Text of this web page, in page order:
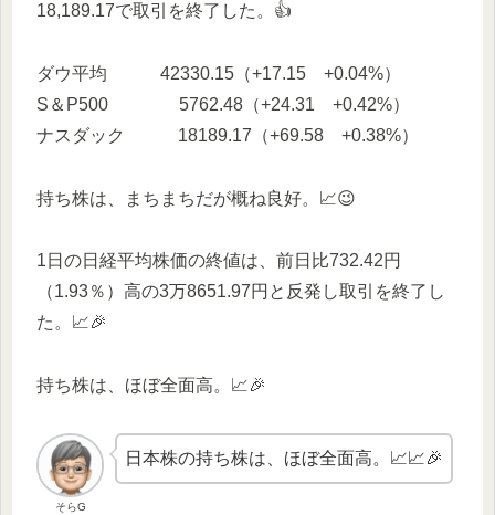
18,189.17で取引を終了した。👍
ダウ平均 42330.15（+17.15 +0.04%）
S＆P500 5762.48（+24.31 +0.42%）
ナスダック 18189.17（+69.58 +0.38%）
持ち株は、まちまちだが概ね良好。📈😉
1日の日経平均株価の終値は、前日比732.42円
（1.93％）高の3万8651.97円と反発し取引を終了し
た。📈🎉
持ち株は、ほぼ全面高。📈🎉
そらG
日本株の持ち株は、ほぼ全面高。📈📈🎉